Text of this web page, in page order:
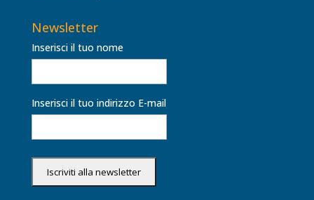
Newsletter
Inserisci il tuo nome
Inserisci il tuo indirizzo E-mail